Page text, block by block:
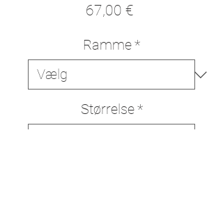
67,00 €
Ramme*
Størrelse*